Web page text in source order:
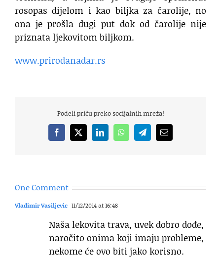
rosopas dijelom i kao biljka za čarolije, no
ona je prošla dugi put dok od čarolije nije
priznata ljekovitom biljkom.
www.prirodanadar.rs
Podeli priču preko socijalnih mreža!
Facebook
X LinkedInWhatsAppTelegramEmail
One Comment
Vladimir Vasiljevic 11/12/2014 at 16:48
Naša lekovita trava, uvek dobro dođe,
naročito onima koji imaju probleme,
nekome će ovo biti jako korisno.